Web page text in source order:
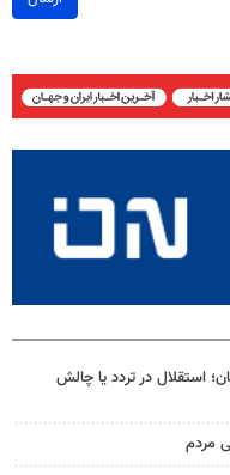
استقلال در تردد یا چالش
مردم